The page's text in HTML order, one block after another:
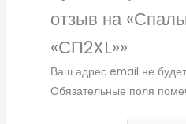
отзыв на
«СП2XL»»
Ваш адрес email не
Обязательные поля